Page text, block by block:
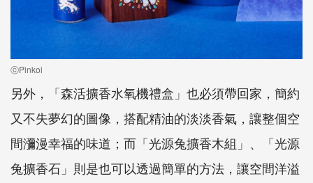
ⓒPinkoi
另外，「森活擴香水氧機禮盒」也必須帶回家，簡約
又不失夢幻的圖像，搭配精油的淡淡香氣，讓整個空
間瀰漫幸福的味道；而「光源兔擴香木組」、「光源
兔擴香石」則是也可以透過簡單的方法，讓空間洋溢